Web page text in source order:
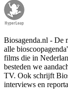
Biosagenda.nl - De
alle
films die in
besteden we
TV. Ook schrijft
interviews en